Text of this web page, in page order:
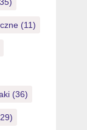
(11)
(36)